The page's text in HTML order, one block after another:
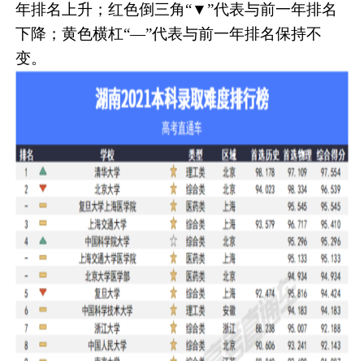
年排名上升；红色倒三角“▼”代表与前一年排名
下降；黄色横杠“—”代表与前一年排名保持不
变。